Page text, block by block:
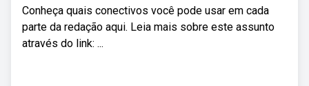
Conheça quais conectivos você pode usar em cada
parte da redação aqui. Leia mais sobre este assunto
através do link: ...